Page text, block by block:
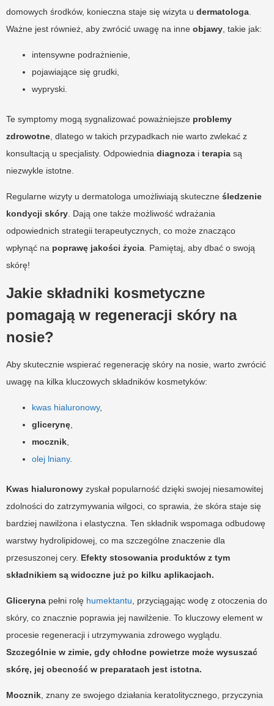
domowych środków, konieczna staje się wizyta u dermatologa
Ważne jest również, aby zwrócić uwagę na inne objawy , takie jak:
intensywne podrażnienie,
pojawiające się grudki,
wypryski.
Te symptomy mogą sygnalizować poważniejsze problemy
zdrowotne , dlatego w takich przypadkach nie warto zwlekać z
konsultacją u specjalisty. Odpowiednia diagnoza i terapia są
niezwykle istotne.
Regularne wizyty u dermatologa umożliwiają skuteczne śledzenie
kondycji skóry . Dają one także możliwość wdrażania
odpowiednich strategii terapeutycznych, co może znacząco
wpłynąć na poprawę jakości życia . Pamiętaj, aby dbać o swoją
skórę!
Jakie składniki kosmetyczne
pomagają w regeneracji skóry na
nosie?
Aby skutecznie wspierać regenerację skóry na nosie, warto zwrócić
uwagę na kilka kluczowych składników kosmetyków:
kwas hialuronowy,
glicerynę
mocznik
olej lniany.
Kwas hialuronowy zyskał popularność dzięki swojej niesamowitej
zdolności do zatrzymywania wilgoci, co sprawia, że skóra staje się
bardziej nawilżona i elastyczna. Ten składnik wspomaga odbudowę
warstwy hydrolipidowej, co ma szczególne znaczenie dla
przesuszonej cery. Efekty stosowania produktów z tym
składnikiem są widoczne już po kilku aplikacjach.
Gliceryna pełni rolę humektantu , przyciągając wodę z otoczenia do
skóry, co znacznie poprawia jej nawilżenie. To kluczowy element w
procesie regeneracji i utrzymywania zdrowego wyglądu.
Szczególnie w zimie, gdy chłodne powietrze może wysuszać
skórę, jej obecność w preparatach jest istotna.
Mocznik , znany ze swojego działania keratolitycznego, przyczynia